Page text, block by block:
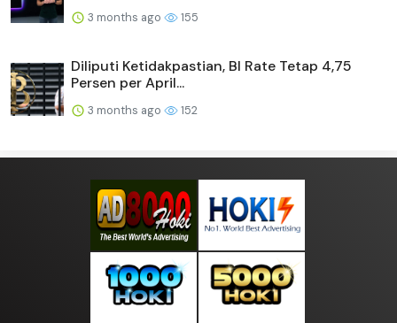
3 months ago 155
Diliputi Ketidakpastian, BI Rate Tetap 4,75
Persen per April...
3 months ago 152